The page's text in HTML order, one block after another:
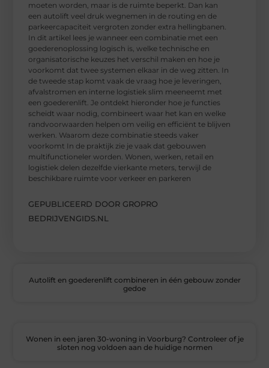
moeten worden, maar is de ruimte beperkt. Dan kan
een autolift veel druk wegnemen in de routing en de
parkeercapaciteit vergroten zonder extra hellingbanen.
In dit artikel lees je wanneer een combinatie met een
goederenoplossing logisch is, welke technische en
organisatorische keuzes het verschil maken en hoe je
voorkomt dat twee systemen elkaar in de weg zitten. In
de tweede stap komt vaak de vraag hoe je leveringen,
afvalstromen en interne logistiek slim meeneemt met
een goederenlift. Je ontdekt hieronder hoe je functies
scheidt waar nodig, combineert waar het kan en welke
randvoorwaarden helpen om veilig en efficiënt te blijven
werken. Waarom deze combinatie steeds vaker
voorkomt In de praktijk zie je vaak dat gebouwen
multifunctioneler worden. Wonen, werken, retail en
logistiek delen dezelfde vierkante meters, terwijl de
beschikbare ruimte voor verkeer en parkeren
GEPUBLICEERD DOOR GROPRO
BEDRIJVENGIDS.NL
Autolift en goederenlift combineren in één gebouw zonder
gedoe
Wonen in een jaren 30-woning in Voorburg? Controleer of je
sloten nog voldoen aan de huidige normen